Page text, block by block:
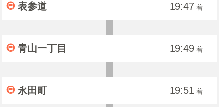
表参道 19:47 着
青山一丁目 19:49 着
永田町 19:51 着